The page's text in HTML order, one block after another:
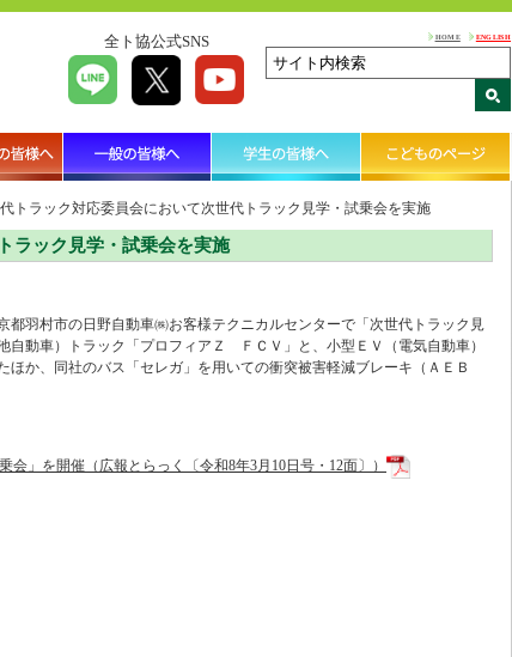
全ト協公式SNS HOME ENGLISH
トラック対応委員会において次世代トラック見学・試乗会を実施
ラック見学・試乗会を実施
羽村市の日野自動車㈱お客様テクニカルセンターで「次世代トラック見
自動車）トラック「プロフィアＺ ＦＣＶ」と、小型ＥＶ（電気自動車）
か、同社のバス「セレガ」を用いての衝突被害軽減ブレーキ（ＡＥＢ
」を開催（広報とらっく〔令和8年3月10日号・12面〕）